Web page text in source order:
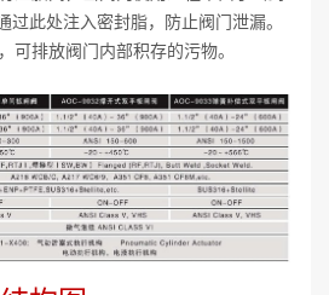
过此处注入密封脂，防止阀门泄漏。
可排放阀门内部积存的污物。